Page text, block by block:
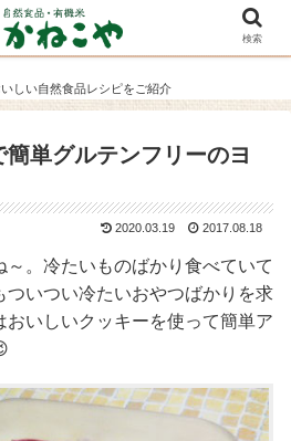
しい自然食品レシピをご紹介
単グルテンフリーのヨ
2020.03.19 2017.08.18
。冷たいものばかり食べていて
ついつい冷たいおやつばかりを求
いしいクッキーを使って簡単ア
検索